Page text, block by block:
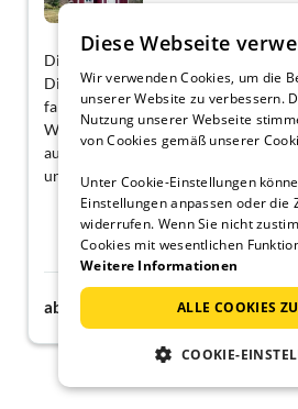
Dieses Cottage ist perfekt für
Die Nähe zum Åsnen Nationalpark ist
fantastisch, und wir haben es
Wanderwege zu erkunden, Die
ausgestattet, was es einfach machte,
unseren Abenteuern Mahlzeiten
ab 140€ Nacht
Diese Webseite
Wir verwenden Cookies, um die
unserer Website zu verbessern.
Nutzung unserer Webseite
von Cookies gemäß unserer
Unter Cookie-Einstellungen
Einstellungen anpassen oder die
widerrufen. Wenn Sie nicht
Cookies mit wesentlichen
Weitere Informationen
ALLE COOKIES
COOKIE-